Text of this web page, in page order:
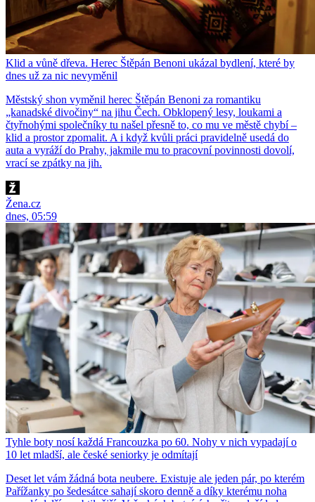
Klid a vůně dřeva. Herec Štěpán Benoni ukázal bydlení, které by
dnes už za nic nevyměnil
Městský shon vyměnil herec Štěpán Benoni za romantiku
„kanadské divočiny“ na jihu Čech. Obklopený lesy, loukami a
čtyřnohými společníky tu našel přesně to, co mu ve městě chybí –
klid a prostor zpomalit. A i když kvůli práci pravidelně usedá do
auta a vyráží do Prahy, jakmile mu to pracovní povinnosti dovolí,
vrací se zpátky na jih.
Žena.cz
dnes, 05:59
Tyhle boty nosí každá Francouzka po 60. Nohy v nich vypadají o
10 let mladší, ale české seniorky je odmítají
Deset let vám žádná bota neubere. Existuje ale jeden pár, po kterém
Pařížanky po šedesátce sahají skoro denně a díky kterému noha